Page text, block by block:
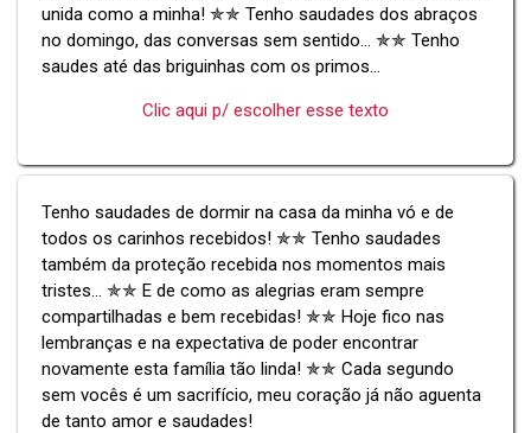
unida como a minha! ✯✯ Tenho saudades dos abraços
no domingo, das conversas sem sentido... ✯✯ Tenho
saudes até das briguinhas com os primos...
Clic aqui p/ escolher esse texto
Tenho saudades de dormir na casa da minha vó e de
todos os carinhos recebidos! ✯✯ Tenho saudades
também da proteção recebida nos momentos mais
tristes... ✯✯ E de como as alegrias eram sempre
compartilhadas e bem recebidas! ✯✯ Hoje fico nas
lembranças e na expectativa de poder encontrar
novamente esta família tão linda! ✯✯ Cada segundo
sem vocês é um sacrifício, meu coração já não aguenta
de tanto amor e saudades!